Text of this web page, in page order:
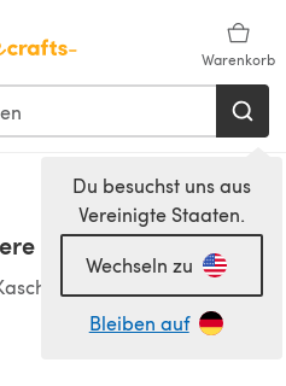
Warenkorb
Du besuchst uns aus
Vereinigte Staaten.
Wechseln zu
Bleiben auf
Merino Silk DK
116m/50g, DK (3,75-